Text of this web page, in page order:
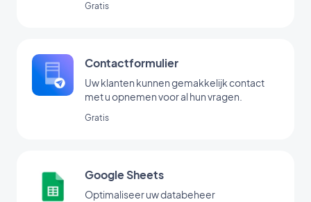
Gratis
Contactformulier
Uw klanten kunnen gemakkelijk contact
met u opnemen voor al hun vragen.
Gratis
Google Sheets
Optimaliseer uw databeheer